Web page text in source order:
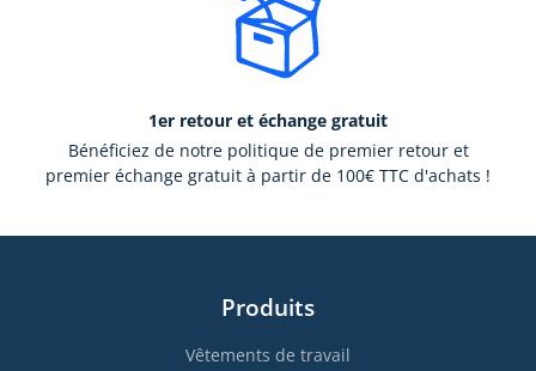
1er retour et échange gratuit
Bénéficiez de notre politique de premier retour et
premier échange gratuit à partir de 100€ TTC d'achats !
Produits
Vêtements de travail